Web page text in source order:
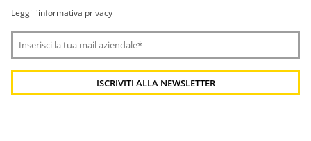
Leggi l'informativa privacy